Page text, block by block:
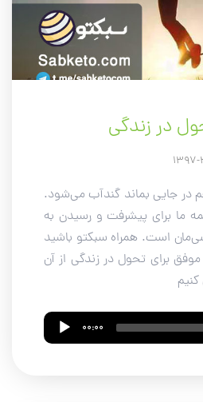
در جایی بماند گندآب می‌شود.
ما برای پیشرفت و رسیدن به
است. همراه سبکتو باشید
موفق برای تحول در زندگی از آن
00:00